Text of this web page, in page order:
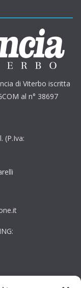
di Viterbo iscritta
al n° 38697
(P.Iva: